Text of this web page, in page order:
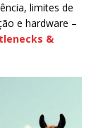
limites de
e hardware –
&